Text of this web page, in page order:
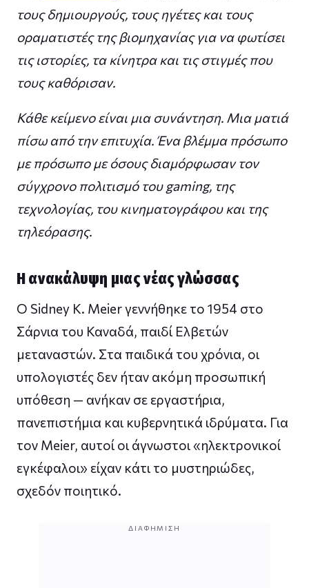
τους δημιουργούς, τους ηγέτες και τους
οραματιστές της βιομηχανίας για να φωτίσει
τις ιστορίες, τα κίνητρα και τις στιγμές που
τους καθόρισαν.
Κάθε κείμενο είναι μια συνάντηση. Μια ματιά
πίσω από την επιτυχία. Ένα βλέμμα πρόσωπο
με πρόσωπο με όσους διαμόρφωσαν τον
σύγχρονο πολιτισμό του gaming, της
τεχνολογίας, του κινηματογράφου και της
τηλεόρασης.
H ανακάλυψη μιας νέας γλώσσας
Ο Sidney K. Meier γεννήθηκε το 1954 στο
Σάρνια του Καναδά, παιδί Ελβετών
μεταναστών. Στα παιδικά του χρόνια, οι
υπολογιστές δεν ήταν ακόμη προσωπική
υπόθεση — ανήκαν σε εργαστήρια,
πανεπιστήμια και κυβερνητικά ιδρύματα. Για
τον Meier, αυτοί οι άγνωστοι «ηλεκτρονικοί
εγκέφαλοι» είχαν κάτι το μυστηριώδες,
σχεδόν ποιητικό.
ΔΙΑΦΉΜΙΣΗ